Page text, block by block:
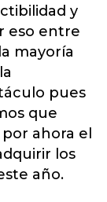
y
eso entre
mayoría
pues
que
ahora el
los
año.